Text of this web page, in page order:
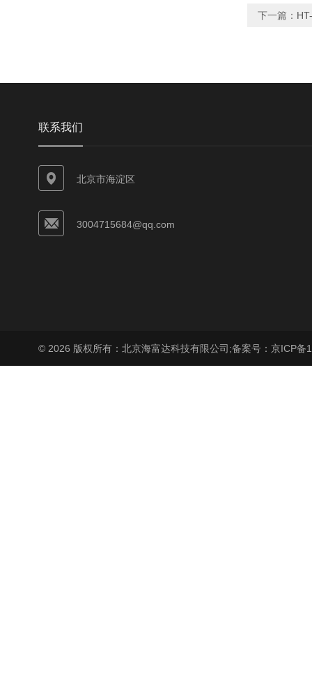
下一篇：
联系我们
北京市海淀区
3004715684@qq.com
© 2026 版权所有：北京海富达科技有限公司;备案号：京ICP备